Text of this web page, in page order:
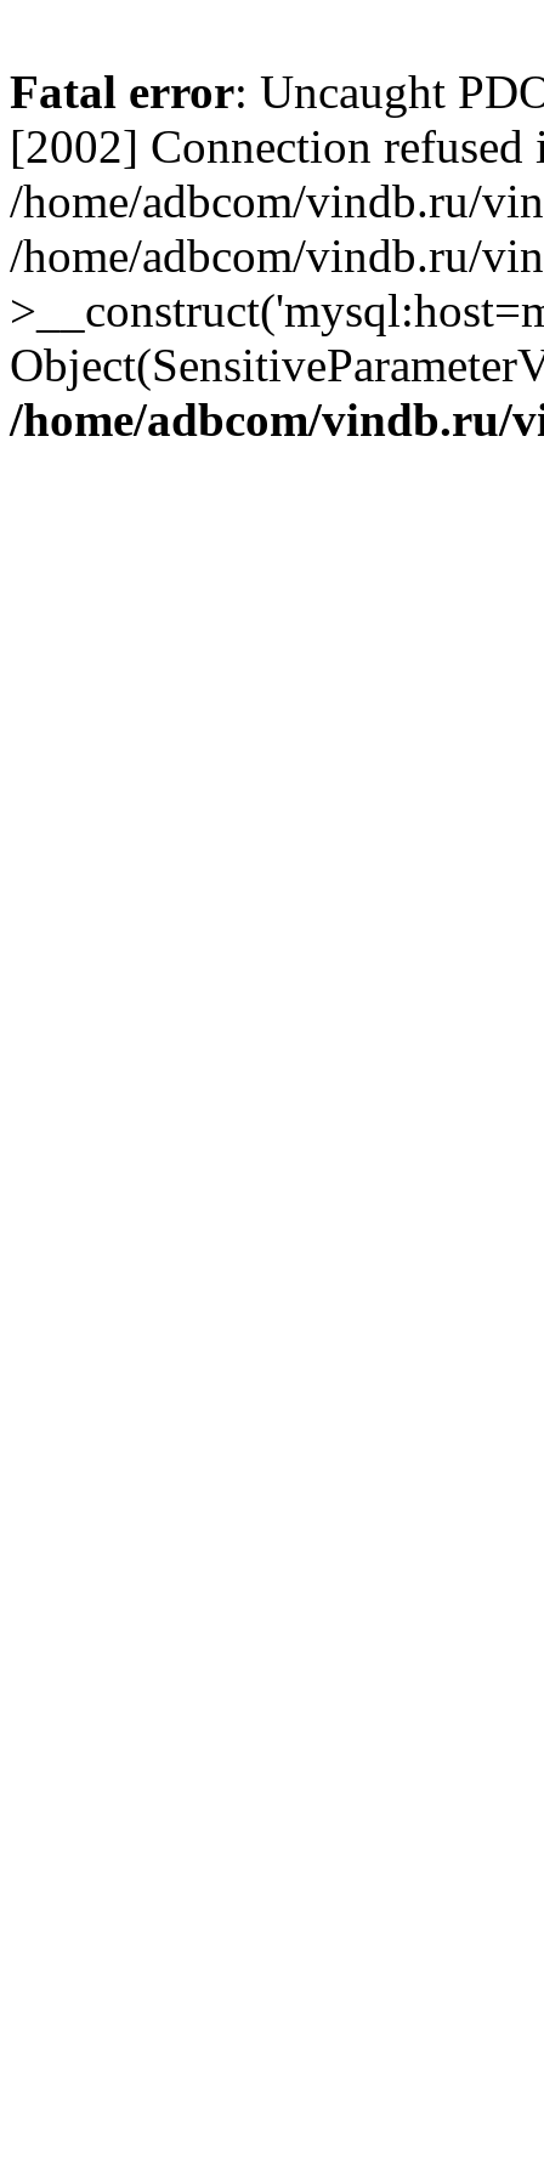
Fatal error: Uncaught
[2002] Connection refused
/home/adbcom/vindb.ru/
/home/adbcom/vindb.ru/
/home/adbcom/vindb.ru/